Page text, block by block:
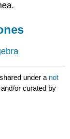
under a not
or curated by